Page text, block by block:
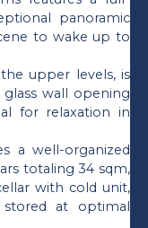
panoramic
to wake up to
upper levels, is
wall opening
for relaxation in
a well-organized
totaling 34 sqm,
with cold unit,
at optimal